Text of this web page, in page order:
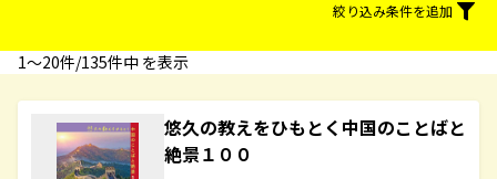
絞り込み条件を追加
1〜20件/135件中 を表示
悠久の教えをひもとく中国のことばと
絶景１００